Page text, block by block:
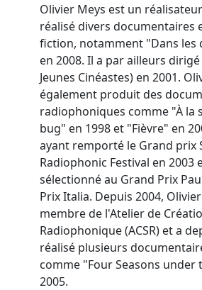
Olivier Meys est un
réalisé divers documentaires
fiction, notamment "Dans les
en 2008. Il a par ailleurs dirigé
Jeunes Cinéastes) en 2001.
également produit des
radiophoniques comme "À la
bug" en 1998 et "Fièvre" en
ayant remporté le Grand prix
Radiophonic Festival en 2003
sélectionné au Grand Prix
Prix Italia. Depuis 2004,
membre de l'Atelier de
Radiophonique (ACSR) et a
réalisé plusieurs
comme "Four Seasons under
2005.